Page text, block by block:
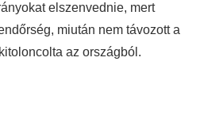
elszenvednie, mert
miután nem távozott a
az országból.